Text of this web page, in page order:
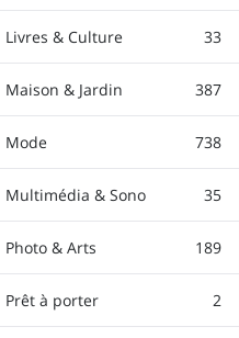
Livres & Culture 33
Maison & Jardin 387
Mode 738
Multimédia & Sono 35
Photo & Arts 189
Prêt à porter 2